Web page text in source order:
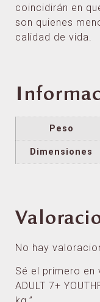
coincidirán en
son quienes
calidad de vida.
Peso
Dimensiones
No hay
Sé el primero en
ADULT 7+